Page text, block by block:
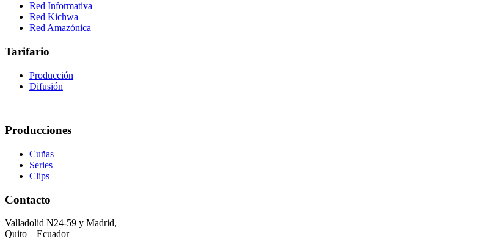
Red Informativa
Red Kichwa
Red Amazónica
Tarifario
Producción
Difusión
Producciones
Cuñas
Series
Clips
Contacto
Valladolid N24-59 y Madrid,
Quito – Ecuador